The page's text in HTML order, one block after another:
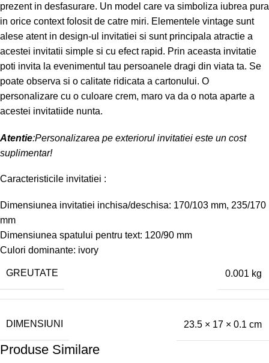
prezent in desfasurare. Un model care va simboliza iubrea pura
in orice context folosit de catre miri. Elementele vintage sunt
alese atent in design-ul invitatiei si sunt principala atractie a
acestei invitatii simple si cu efect rapid. Prin aceasta invitatie
poti invita la evenimentul tau persoanele dragi din viata ta. Se
poate observa si o calitate ridicata a cartonului. O
personalizare cu o culoare crem, maro va da o nota aparte a
acestei invitatiide nunta.
Atentie:Personalizarea pe exteriorul invitatiei este un cost
suplimentar!
Caracteristicile invitatiei :
Dimensiunea invitatiei inchisa/deschisa: 170/103 mm, 235/170
mm
Dimensiunea spatului pentru text: 120/90 mm
Culori dominante: ivory
GREUTATE 0.001 kg
DIMENSIUNI 23.5 × 17 × 0.1 cm
Produse Similare